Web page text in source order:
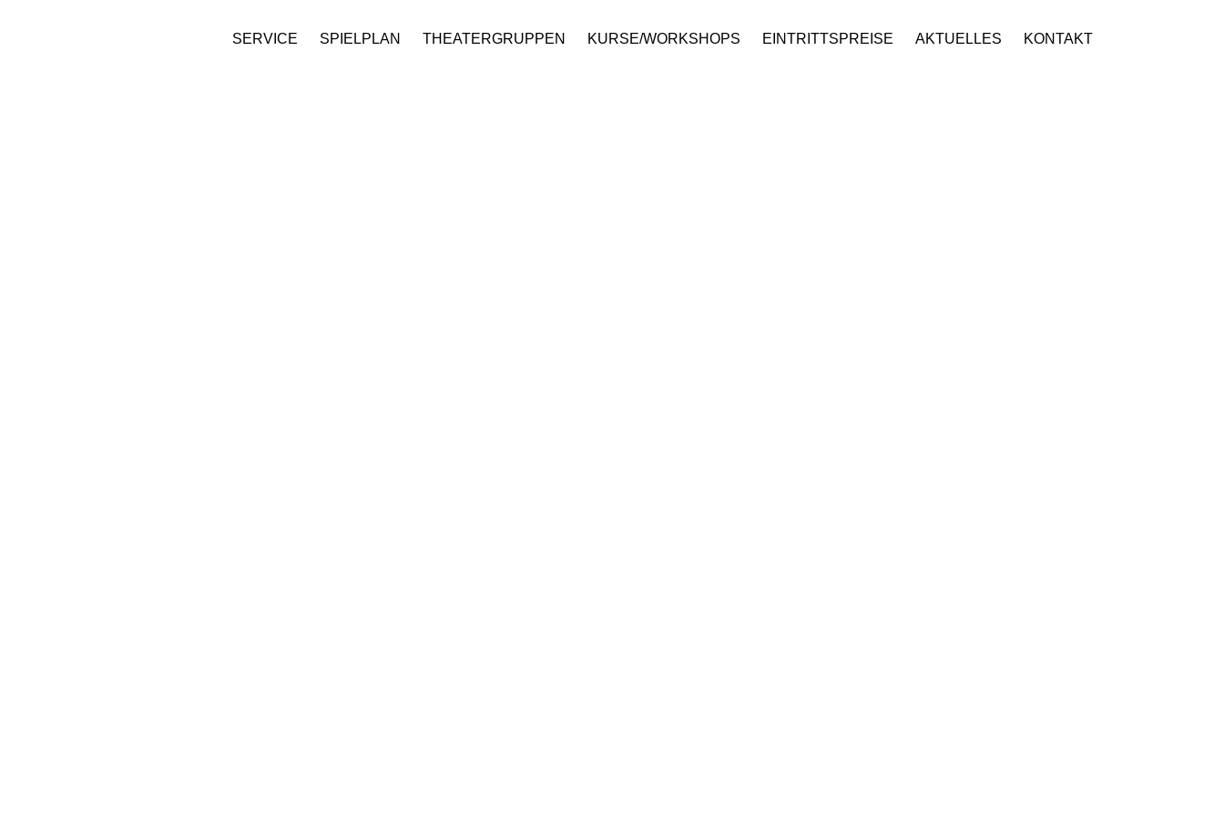
SERVICE SPIELPLAN THEATERGRUPPEN KURSE/WORKSHOPS EINTRITTSPREISE AKTUELLES KONTAKT